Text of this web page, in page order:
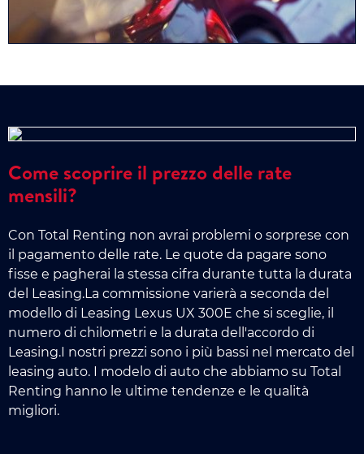
Come scoprire il prezzo delle rate
mensili?
Con Total Renting non avrai problemi o sorprese con
il pagamento delle rate. Le quote da pagare sono
fisse e pagherai la stessa cifra durante tutta la durata
del Leasing.La commissione varierà a seconda del
modello di Leasing Lexus UX 300E che si sceglie, il
numero di chilometri e la durata dell'accordo di
Leasing.I nostri prezzi sono i più bassi nel mercato del
leasing auto. I modelo di auto che abbiamo su Total
Renting hanno le ultime tendenze e le qualità
migliori.